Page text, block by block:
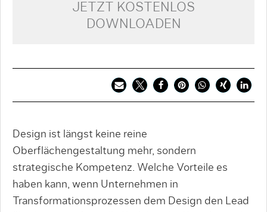
JETZT KOSTENLOS
DOWNLOADEN
Design ist längst keine reine
Oberflächengestaltung mehr, sondern
strategische Kompetenz. Welche Vorteile es
haben kann, wenn Unternehmen in
Transformationsprozessen dem Design den Lead